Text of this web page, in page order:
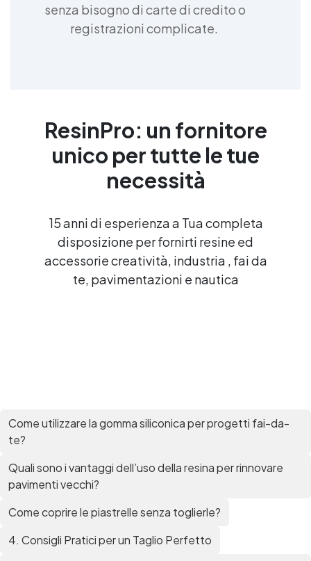
senza bisogno di carte di credito o
registrazioni complicate.
ResinPro: un fornitore
unico per tutte le tue
necessità
15 anni di esperienza a Tua completa
disposizione per fornirti resine ed
accessorie creatività, industria , fai da
te, pavimentazioni e nautica
Come utilizzare la gomma siliconica per progetti fai-da-
te?
Quali sono i vantaggi dell’uso della resina per rinnovare
pavimenti vecchi?
Come coprire le piastrelle senza toglierle?
4. Consigli Pratici per un Taglio Perfetto